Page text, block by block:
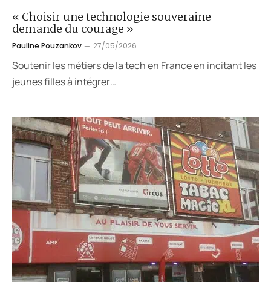
« Choisir une technologie souveraine
demande du courage »
Pauline Pouzankov 27/05/2026
Soutenir les métiers de la tech en France en incitant les
jeunes filles à intégrer…